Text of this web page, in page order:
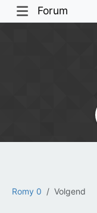
Forum
Romy 0 Volgend